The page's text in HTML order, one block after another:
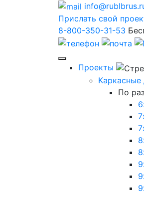
Прислать свой
8-800-350-31-53
Проекты
Каркасные
По